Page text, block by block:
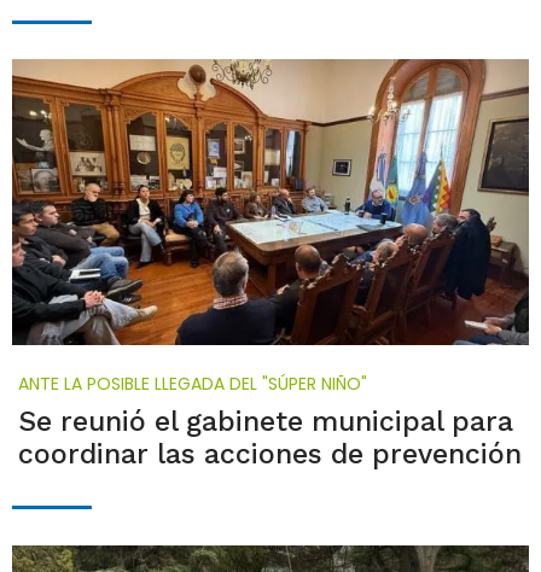
ANTE LA POSIBLE LLEGADA DEL "SÚPER NIÑO"
Se reunió el gabinete municipal para
coordinar las acciones de prevención